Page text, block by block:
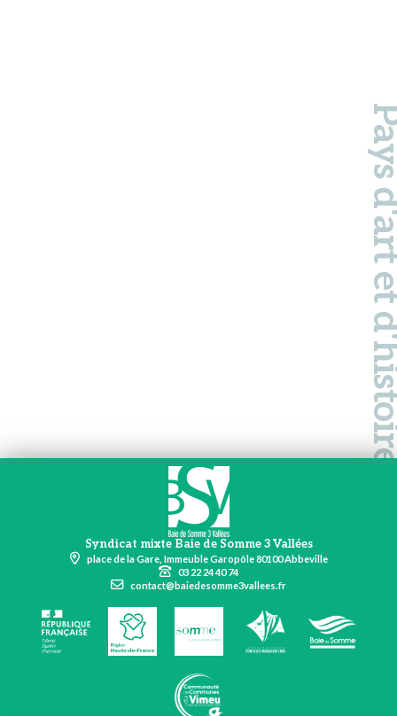
Pays
Syndicat mixte Baie de Somme 3 Vallées
place de la Gare, Immeuble Garopôle 80100 Abbeville
03 22 24 40 74
contact@baiedesomme3vallees.fr